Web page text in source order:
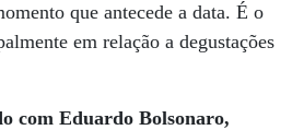
que antecede a data. É o
em relação a degustações
com Eduardo Bolsonaro,